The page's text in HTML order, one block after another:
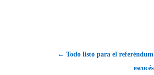
← Todo listo para el referéndum
escocés